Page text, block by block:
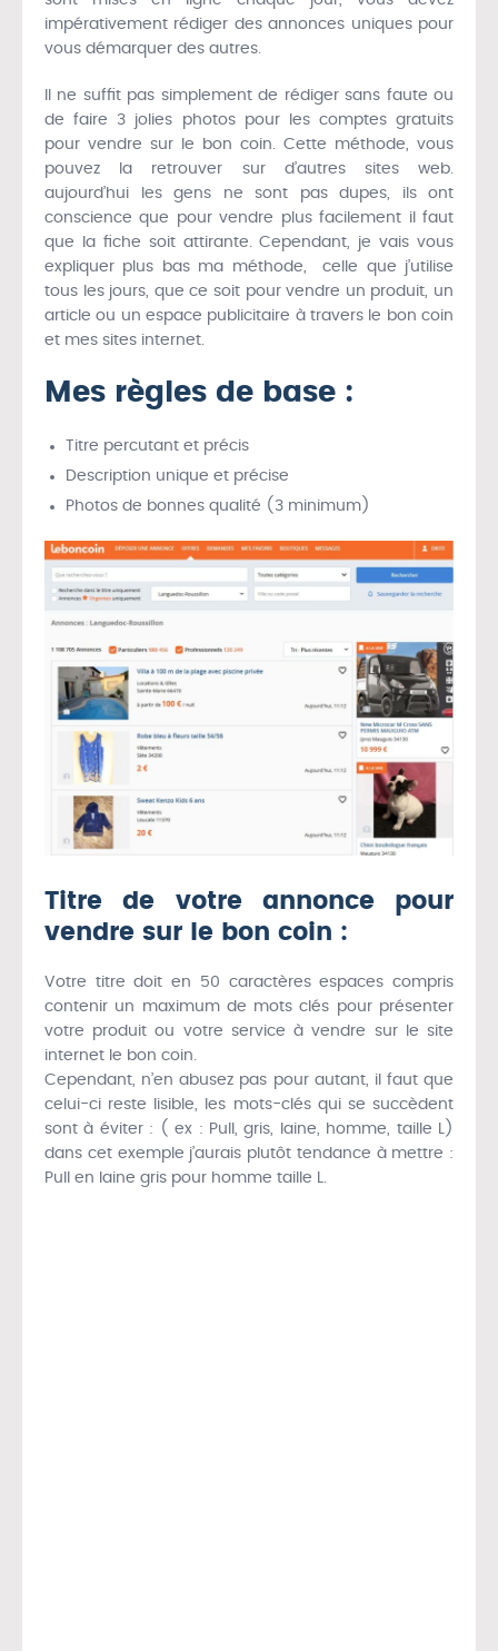
impérativement rédiger des annonces uniques pour
vous démarquer des autres.
Il ne suffit pas simplement de rédiger sans faute ou
de faire 3 jolies photos pour les comptes gratuits
pour vendre sur le bon coin. Cette méthode, vous
pouvez la retrouver sur d’autres sites web.
aujourd’hui les gens ne sont pas dupes, ils ont
conscience que pour vendre plus facilement il faut
que la fiche soit attirante. Cependant, je vais vous
expliquer plus bas ma méthode, celle que j’utilise
tous les jours, que ce soit pour vendre un produit, un
article ou un espace publicitaire à travers le bon coin
et mes sites internet.
Mes règles de base :
Titre percutant et précis
Description unique et précise
Photos de bonnes qualité (3 minimum)
Titre de votre annonce pour
vendre sur le bon coin :
Votre titre doit en 50 caractères espaces compris
contenir un maximum de mots clés pour présenter
votre produit ou votre service à vendre sur le site
internet le bon coin.
Cependant, n’en abusez pas pour autant, il faut que
celui-ci reste lisible, les mots-clés qui se succèdent
sont à éviter : ( ex : Pull, gris, laine, homme, taille L)
dans cet exemple j’aurais plutôt tendance à mettre :
Pull en laine gris pour homme taille L.